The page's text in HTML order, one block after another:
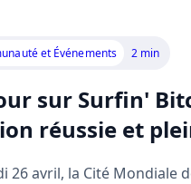
et Événements 2 min
sur Surfin'
réussie et
26 avril, la Cité Mondiale